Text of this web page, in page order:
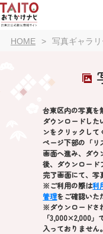
HOME 写真ギャラリ
台東区内の写真を
ダウンロードした
ンをクリックして
ページ下部の「リ
画面へ進み、ダウ
後、ダウンロード
完了画面にて、写
※ご利用の際は利
管理をご確認いた
※ダウンロードさ
「3,000×2,000」
入っておりません。